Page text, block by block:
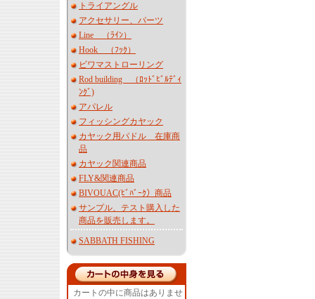
トライアングル
アクセサリー、パーツ
Line （ﾗｲﾝ）
Hook （ﾌｯｸ）
ビワマストローリング
Rod building （ﾛｯﾄﾞﾋﾞﾙﾃﾞｨ
ﾝｸﾞ)
アパレル
フィッシングカヤック
カヤック用パドル 在庫商
品
カヤック関連商品
FLY&関連商品
BIVOUAC(ﾋﾞﾊﾞｰｸ）商品
サンプル、テスト購入した
商品を販売します。
SABBATH FISHING
カートの中に商品はありませ